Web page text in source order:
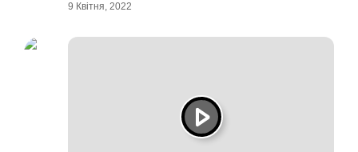
9 Квітня, 2022